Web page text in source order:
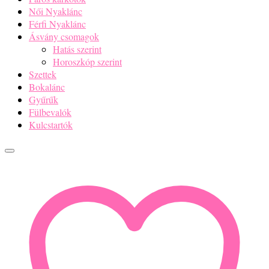
Női Nyaklánc
Férfi Nyaklánc
Ásvány csomagok
Hatás szerint
Horoszkóp szerint
Szettek
Bokalánc
Gyűrűk
Fülbevalók
Kulcstartók